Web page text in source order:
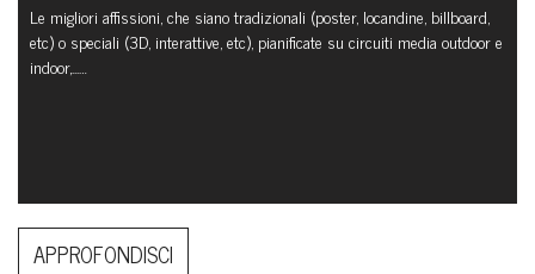
Le migliori affissioni, che siano tradizionali (poster, locandine, billboard,
etc) o speciali (3D, interattive, etc), pianificate su circuiti media outdoor e
indoor,...…
APPROFONDISCI